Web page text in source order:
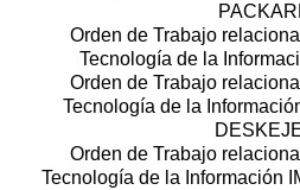
Orden de Trabajo
Tecnología de la
Orden de Trabajo
Tecnología de la
Orden de Trabajo
Tecnología de la Información